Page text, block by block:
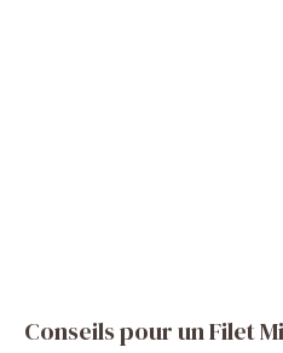
Conseils pour un Filet